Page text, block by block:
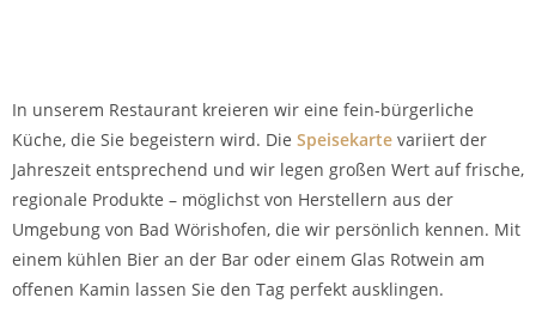
In unserem Restaurant kreieren wir eine fein-bürgerliche
Küche, die Sie begeistern wird. Die Speisekarte variiert der
Jahreszeit entsprechend und wir legen großen Wert auf frische,
regionale Produkte – möglichst von Herstellern aus der
Umgebung von Bad Wörishofen, die wir persönlich kennen. Mit
einem kühlen Bier an der Bar oder einem Glas Rotwein am
offenen Kamin lassen Sie den Tag perfekt ausklingen.